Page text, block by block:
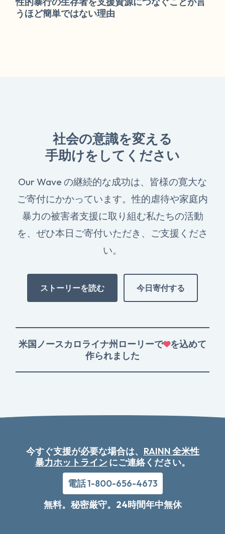
うほど簡単ではない理由
社会の意識を変える
手助けをしてください
Our Wave の継続的な成功は、皆様の寛大な
ご寄付にかかっています。性的虐待や家庭内
暴力の被害者支援に取り組む私たちの活動
を、ぜひ本日ご寄付いただき、ご支援くださ
い。
ストーリーを読む 今日寄付する
米国ノースカロライナ州ローリーで
を込めて
作られました
今すぐ支援が必要な場合は、 RAINN 全米性
暴力ホットライン にご連絡ください。
電話 1-800-656-4673
無料。秘密厳守。24時間年中無休